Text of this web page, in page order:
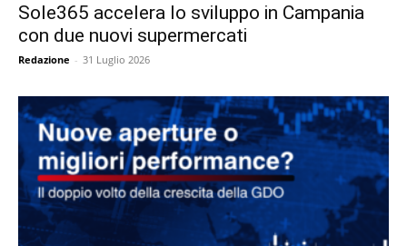
Sole365 accelera lo sviluppo in Campania
con due nuovi supermercati
Redazione - 31 Luglio 2026